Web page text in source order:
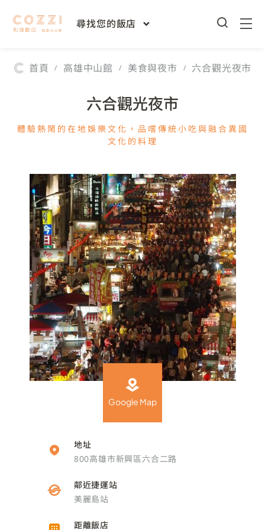
尋找您的飯店
首頁 / 高雄中山館 / 美食與夜市 / 六合觀光夜市
六合觀光夜市
體驗熱鬧的在地娛樂文化，品嚐傳統小吃與融合異國
文化的料理
Google Map
地址
800高雄市新興區六合二路
鄰近捷運站
美麗島站
距離飯店